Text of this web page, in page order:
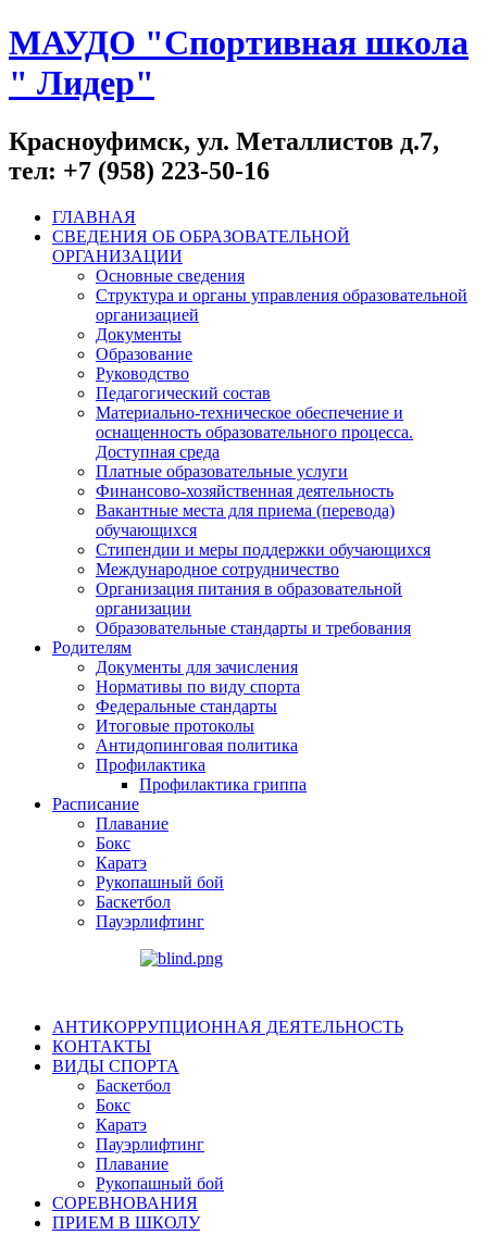
МАУДО "Спортивная школа
" Лидер"
Красноуфимск, ул. Металлистов д.7,
тел: +7 (958) 223-50-16
ГЛАВНАЯ
СВЕДЕНИЯ ОБ ОБРАЗОВАТЕЛЬНОЙ
ОРГАНИЗАЦИИ
Основные сведения
Структура и органы управления образовательной
организацией
Документы
Образование
Руководство
Педагогический состав
Материально-техническое обеспечение и
оснащенность образовательного процесса.
Доступная среда
Платные образовательные услуги
Финансово-хозяйственная деятельность
Вакантные места для приема (перевода)
обучающихся
Стипендии и меры поддержки обучающихся
Международное сотрудничество
Организация питания в образовательной
организации
Образовательные стандарты и требования
Родителям
Документы для зачисления
Нормативы по виду спорта
Федеральные стандарты
Итоговые протоколы
Антидопинговая политика
Профилактика
Профилактика гриппа
Расписание
Плавание
Бокс
Каратэ
Рукопашный бой
Баскетбол
Пауэрлифтинг
АНТИКОРРУПЦИОННАЯ ДЕЯТЕЛЬНОСТЬ
КОНТАКТЫ
ВИДЫ СПОРТА
Баскетбол
Бокс
Каратэ
Пауэрлифтинг
Плавание
Рукопашный бой
СОРЕВНОВАНИЯ
ПРИЕМ В ШКОЛУ